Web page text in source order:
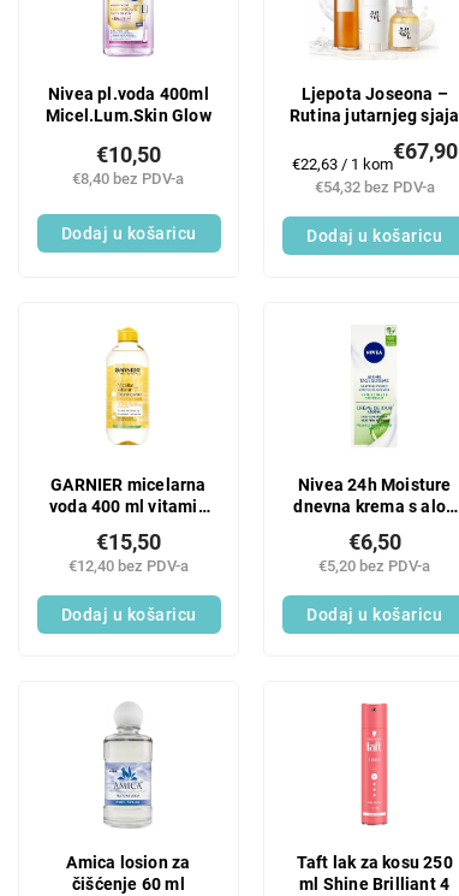
Nivea pl.voda 400ml
Micel.Lum.Skin Glow
€8,40 bez PDV-a
€10,50
Dodaj u košaricu
Ljepota Joseona –
Rutina jutarnjeg sjaja
€54,32 bez PDV-a
€67,90
Mjerenje
cijene:
€22,63 / 1 kom
Dodaj u košaricu
GARNIER micelarna
voda 400 ml vitamin
€12,40 bez PDV-a
€15,50
Dodaj u košaricu
Nivea 24h Moisture
dnevna krema s aloe
€5,20 bez PDV-a
€6,50
Dodaj u košaricu
Amica losion za
čišćenje 60 ml
Taft lak za kosu 250
ml Shine Brilliant 4